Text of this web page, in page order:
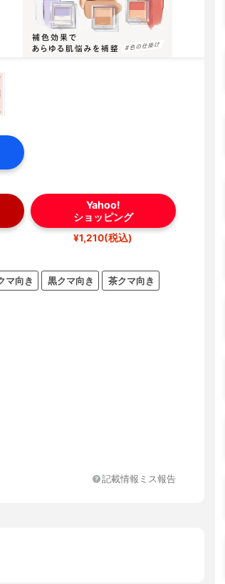
Yahoo!
ショッピング
¥1,210(税込)
マ向き 黒クマ向き 茶クマ向き
記載情報ミス報告